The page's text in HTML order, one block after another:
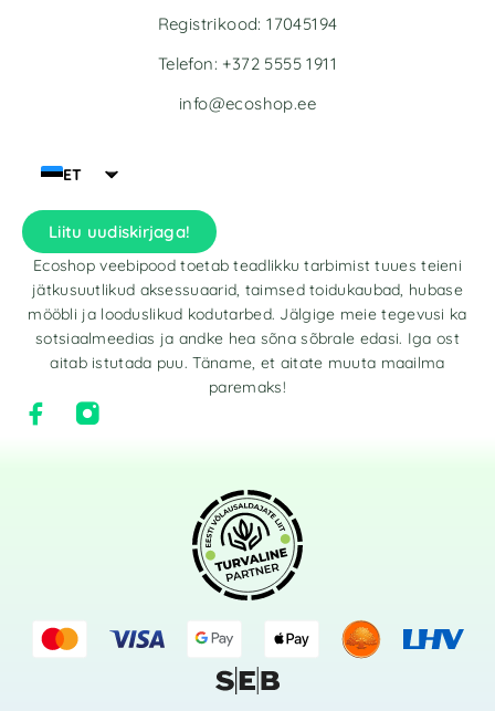
ET
Liitu uudiskirjaga!
Ecoshop veebipood toetab teadlikku tarbimist tuues teieni
jätkusuutlikud aksessuaarid, taimsed toidukaubad, hubase
mööbli ja looduslikud kodutarbed. Jälgige meie tegevusi ka
sotsiaalmeedias ja andke hea sõna sõbrale edasi. Iga ost
aitab istutada puu. Täname, et aitate muuta maailma
paremaks!
Registrikood: 17045194
Telefon: +372 5555 1911
info@ecoshop.ee